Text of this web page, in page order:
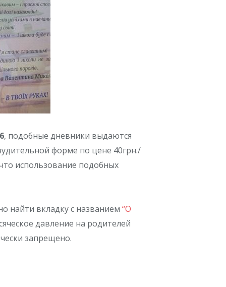
, подобные дневники выдаются
форме по цене 40грн./
использование подобных
найти вкладку с названием “О
давление на родителей
запрещено.